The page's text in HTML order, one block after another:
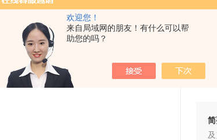
欢迎您！
来自局域网的朋友！有什么可以帮
助您的吗？
您现在的位置
简